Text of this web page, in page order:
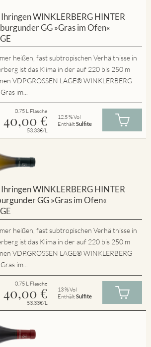
WINKLERBERG HINTER
GG »Gras im Ofen«
heißen, fast subtropischen Verhältnisse in
ist das Klima in der auf 220 bis 250 m
VDP.GROSSEN LAGE® WINKLERBERG
im...
0.75 L Flasche
40,00 €
53.33€/L
12.5 % Vol
EnthältSulfite
WINKLERBERG HINTER
GG »Gras im Ofen«
heißen, fast subtropischen Verhältnisse in
ist das Klima in der auf 220 bis 250 m
VDP.GROSSEN LAGE® WINKLERBERG
im...
0.75 L Flasche
40,00 €
53.33€/L
13 % Vol
EnthältSulfite